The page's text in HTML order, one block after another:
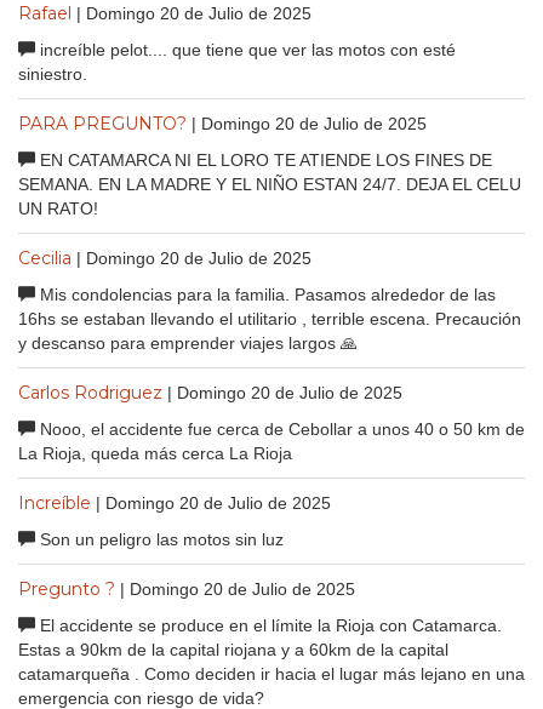
Rafael | Domingo 20 de Julio de 2025
increíble pelot.... que tiene que ver las motos con esté
siniestro.
PARA PREGUNTO? | Domingo 20 de Julio de 2025
EN CATAMARCA NI EL LORO TE ATIENDE LOS FINES DE
SEMANA. EN LA MADRE Y EL NIÑO ESTAN 24/7. DEJA EL CELU
UN RATO!
Cecilia | Domingo 20 de Julio de 2025
Mis condolencias para la familia. Pasamos alrededor de las
16hs se estaban llevando el utilitario , terrible escena. Precaución
y descanso para emprender viajes largos 🙏
Carlos Rodriguez | Domingo 20 de Julio de 2025
Nooo, el accidente fue cerca de Cebollar a unos 40 o 50 km de
La Rioja, queda más cerca La Rioja
Increíble | Domingo 20 de Julio de 2025
Son un peligro las motos sin luz
Pregunto ? | Domingo 20 de Julio de 2025
El accidente se produce en el límite la Rioja con Catamarca.
Estas a 90km de la capital riojana y a 60km de la capital
catamarqueña . Como deciden ir hacia el lugar más lejano en una
emergencia con riesgo de vida?